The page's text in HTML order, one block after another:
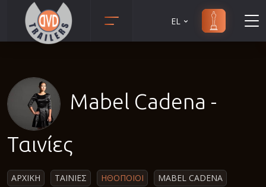
Αισθησιακές
Γουέστερν
EL
Mabel Cadena -
Ταινίες
ΑΡΧΙΚΗ ΤΑΙΝΙΕΣ ΗΘΟΠΟΙΟΙ MABEL CADENA